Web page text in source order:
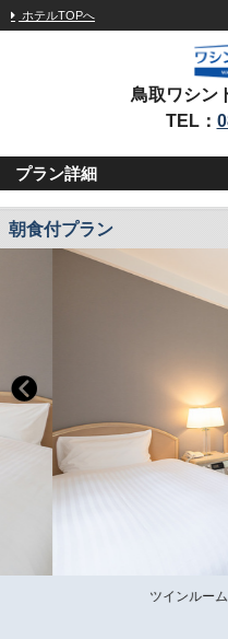
ホテルTOPへ
鳥取ワシン
TEL：
プラン詳細
朝食付プラン
ツインルーム≪ベッ